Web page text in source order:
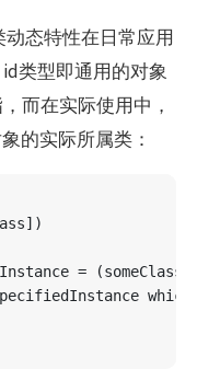
态特性在日常应用
类型即通用的对象
而在实际使用中，
的实际所属类：
= (someClass